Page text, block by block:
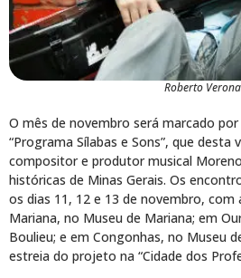
Roberto Verona
O mês de novembro será marcado
“Programa Sílabas e Sons”, que
compositor e produtor musical
históricas de Minas Gerais. Os
os dias 11, 12 e 13 de novembro, com
Mariana, no Museu de Mariana; em
Boulieu; e em Congonhas, no Museu
estreia do projeto na “Cidade dos